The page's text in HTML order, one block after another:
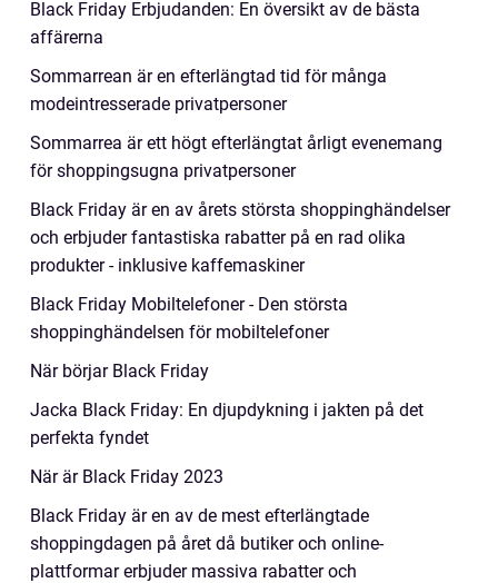
Black Friday Erbjudanden: En översikt av de bästa
affärerna
Sommarrean är en efterlängtad tid för många
modeintresserade privatpersoner
Sommarrea är ett högt efterlängtat årligt evenemang
för shoppingsugna privatpersoner
Black Friday är en av årets största shoppinghändelser
och erbjuder fantastiska rabatter på en rad olika
produkter - inklusive kaffemaskiner
Black Friday Mobiltelefoner - Den största
shoppinghändelsen för mobiltelefoner
När börjar Black Friday
Jacka Black Friday: En djupdykning i jakten på det
perfekta fyndet
När är Black Friday 2023
Black Friday är en av de mest efterlängtade
shoppingdagen på året då butiker och online-
plattformar erbjuder massiva rabatter och